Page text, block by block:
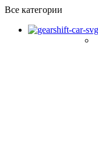
Все категории